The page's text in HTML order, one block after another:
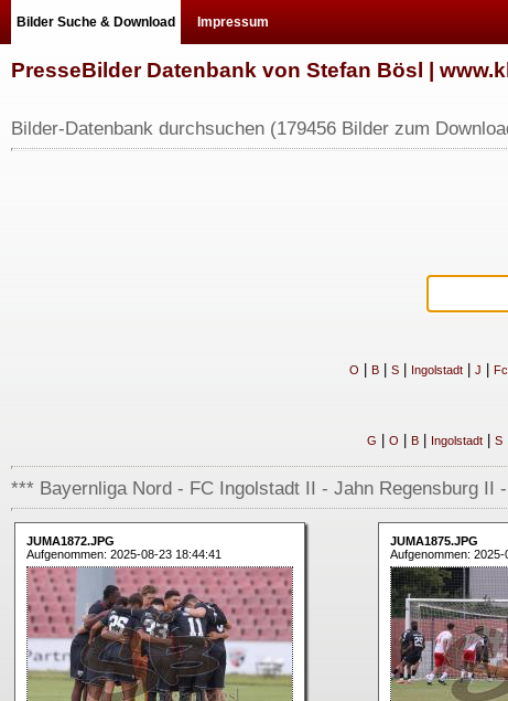
Bilder Suche & Download Impressum
PresseBilder Datenbank von Stefan Bösl |
Bilder-Datenbank durchsuchen (179456 Bilder zum
O B| S| Ingolstadt| J Fc
G O B| Ingolstadt| S|
*** Bayernliga Nord - FC Ingolstadt II - Jahn Regensburg II
JUMA1872.JPG
Aufgenommen: 2025-08-23 18:44:41
JUMA1875.JPG
Aufgenommen: 2025-